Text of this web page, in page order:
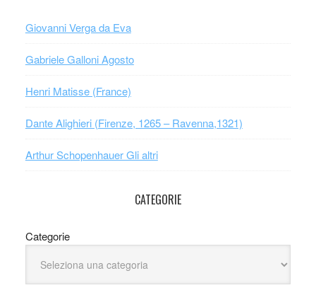
Giovanni Verga da Eva
Gabriele Galloni Agosto
Henri Matisse (France)
Dante Alighieri (Firenze, 1265 – Ravenna,1321)
Arthur Schopenhauer Gli altri
CATEGORIE
Categorie